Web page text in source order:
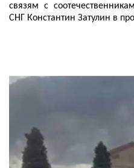
связям с
СНГ Константин Затулин в